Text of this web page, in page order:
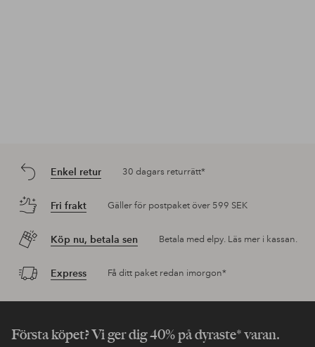
Enkel retur 30 dagars returrätt*
Fri frakt Gäller för postpaket över 599 SEK
Köp nu, betala sen Betala med elpy. Läs mer i kassan.
Express Få ditt paket redan imorgon*
Första köpet? Vi ger dig 40% på dyraste* varan.